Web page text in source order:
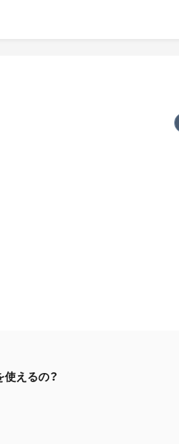
えるの？